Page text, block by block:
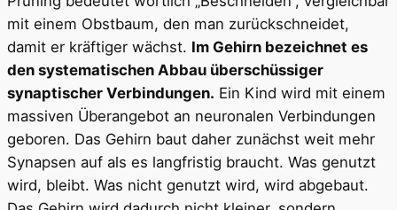
mit einem Obstbaum, den man zurückschneidet,
damit er kräftiger wächst. Im Gehirn bezeichnet es
den systematischen Abbau überschüssiger
synaptischer Verbindungen. Ein Kind wird mit einem
massiven Überangebot an neuronalen Verbindungen
geboren. Das Gehirn baut daher zunächst weit mehr
Synapsen auf als es langfristig braucht. Was genutzt
wird, bleibt. Was nicht genutzt wird, wird abgebaut.